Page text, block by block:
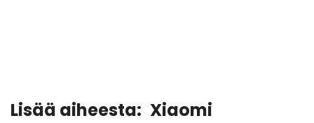
Lisää aiheesta: Xiaomi